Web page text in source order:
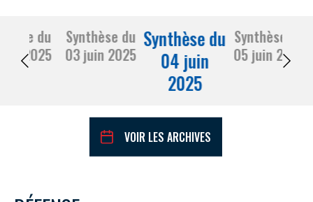
SYNTHÈSE DE PRESSE
COMMUNIQUÉS DE PRESSE
du
02 juin 2025
Synthèse du
03 juin 2025
Synthèse du
04 juin
2025
Synthèse du
05 juin 2025
VOIR LES ARCHIVES
PAS ENCORE ADHÉRENT ?
DEMANDE D’ADHÉSION
Avez-vous un statut de droit français ?